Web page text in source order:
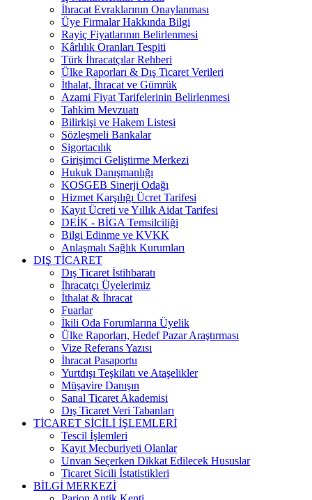
İhracat Evraklarının Onaylanması
Üye Firmalar Hakkında Bilgi
Rayiç Fiyatlarının Belirlenmesi
Kârlılık Oranları Tespiti
Türk İhracatçılar Rehberi
Ülke Raporları & Dış Ticaret Verileri
İthalat, İhracat ve Gümrük
Azami Fiyat Tarifelerinin Belirlenmesi
Tahkim Mevzuatı
Bilirkişi ve Hakem Listesi
Sözleşmeli Bankalar
Sigortacılık
Girişimci Geliştirme Merkezi
Hukuk Danışmanlığı
KOSGEB Sinerji Odağı
Hizmet Karşılığı Ücret Tarifesi
Kayıt Ücreti ve Yıllık Aidat Tarifesi
DEİK - BİGA Temsilciliği
Bilgi Edinme ve KVKK
Anlaşmalı Sağlık Kurumları
DIŞ TİCARET
Dış Ticaret İstihbaratı
İhracatçı Üyelerimiz
İthalat & İhracat
Fuarlar
İkili Oda Forumlarına Üyelik
Ülke Raporları, Hedef Pazar Araştırması
Vize Referans Yazısı
İhracat Pasaportu
Yurtdışı Teşkilatı ve Ataşelikler
Müşavire Danışın
Sanal Ticaret Akademisi
Dış Ticaret Veri Tabanları
TİCARET SİCİLİ İŞLEMLERİ
Tescil İşlemleri
Kayıt Mecburiyeti Olanlar
Unvan Seçerken Dikkat Edilecek Hususlar
Ticaret Sicili İstatistikleri
BİLGİ MERKEZİ